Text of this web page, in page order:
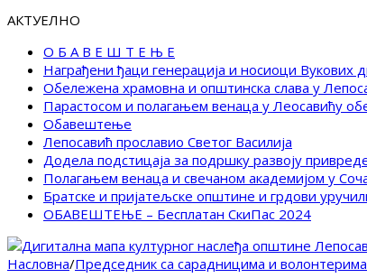
АКТУЕЛНО
О Б А В Е Ш Т Е Њ Е
Награђени ђаци генерација и носиоци Вукових
Обележена храмовна и општинска слава у
Парастосом и полагањем венаца у Леосавићу
Обавештење
Лепосавић прославио Светог Василија
Додела подстицаја за подршку развоју
Полагањем венаца и свечаном академијом у
Братске и пријатељске општине и грдови
ОБАВЕШТЕЊЕ – Бесплатан СкиПас 2024
Насловна/Председник са сарадницима и волонтерима